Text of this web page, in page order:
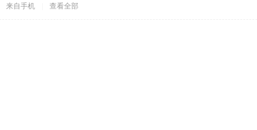
来自手机 查看全部